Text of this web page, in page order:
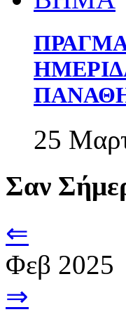
25
Σαν
⇐
Φεβ 2025
⇒